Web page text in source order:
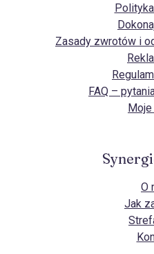
Zasady zwrotów i
FAQ –
O
Jak